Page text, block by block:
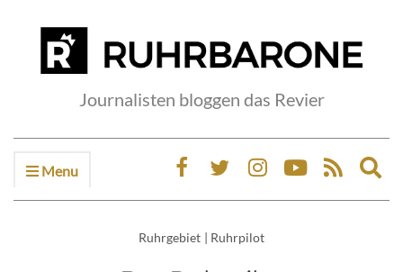
Journalisten bloggen das Revier
Menu
Ruhrgebiet | Ruhrpilot